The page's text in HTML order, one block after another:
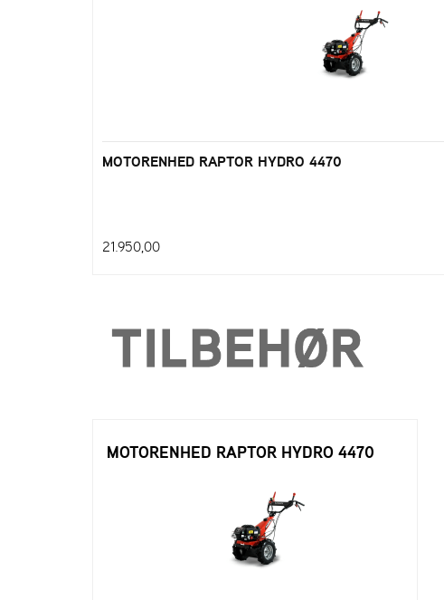
MOTORENHED RAPTOR HYDRO 4470
21.950,00
MOTORENHED RAPTOR HYDRO 4470